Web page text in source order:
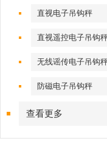
直视电子吊钩秤
直视遥控电子吊钩
无线谣传电子吊钩
防磁电子吊钩秤
查看更多